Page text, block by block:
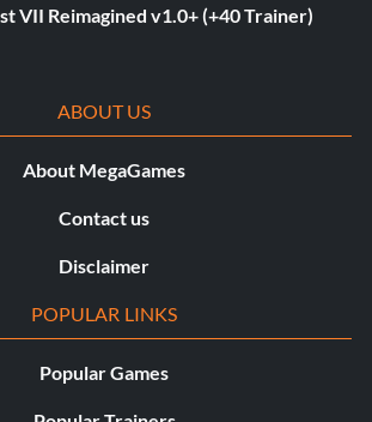
VII Reimagined v1.0+ (+40 Trainer)
ABOUT US
About MegaGames
Contact us
Disclaimer
POPULAR LINKS
Popular Games